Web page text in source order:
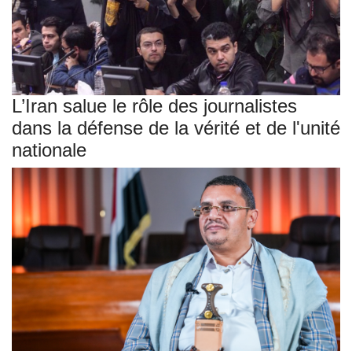
L’Iran salue le rôle des journalistes
dans la défense de la vérité et de l'unité
nationale